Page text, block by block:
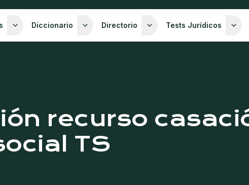
Diccionario Directorio Tests Jurídicos
recurso
TS